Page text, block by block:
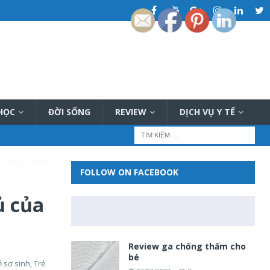
ĐỜI SỐNG REVIEW DỊCH VỤ Y TẾ
của
sơ sinh,Trẻ
FOLLOW ON FACEBOOK
Review ga chống thấm cho
bé